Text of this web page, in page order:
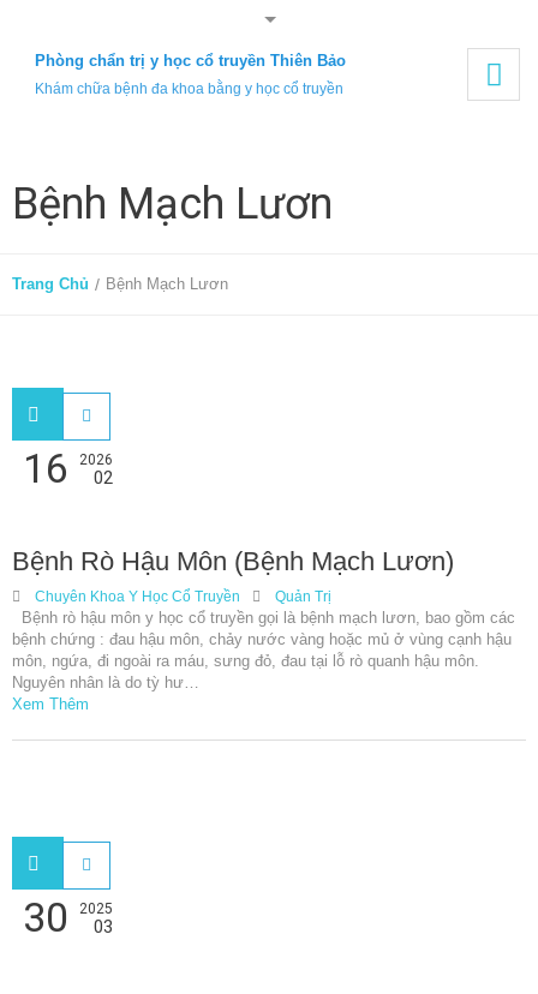
GIỚI THIỆU
Phòng chẩn trị y học cổ truyền Thiên Bảo
Khám chữa bệnh đa khoa bằng y học cổ truyền
Bệnh Mạch Lươn
Trang Chủ / Bệnh Mạch Lươn
16 2026
02
Bệnh Rò Hậu Môn (bệnh Mạch Lươn)
Chuyên Khoa Y Học Cổ Truyền Quản Trị
Bệnh rò hậu môn y học cổ truyền gọi là bệnh mạch lươn, bao gồm các
bệnh chứng : đau hậu môn, chảy nước vàng hoặc mủ ở vùng cạnh hậu
môn, ngứa, đi ngoài ra máu, sưng đỏ, đau tại lỗ rò quanh hậu môn.
Nguyên nhân là do tỳ hư…
Xem Thêm
30 2025
03